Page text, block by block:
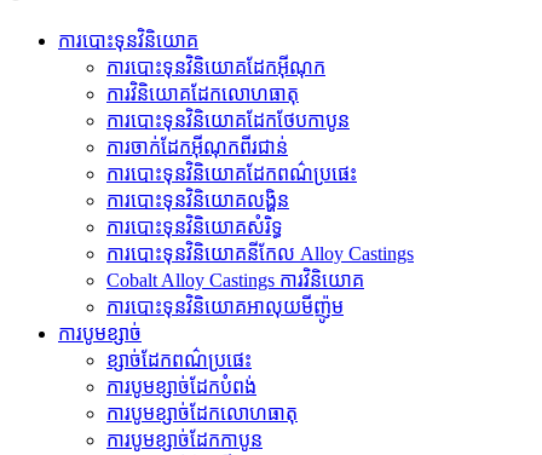
ការបោះទុនវិនិយោគ
ការបោះទុនវិនិយោគដែកអ៊ីណុក
ការ​វិនិយោគ​ដែក​លោហធាតុ
ការបោះទុនវិនិយោគដែកថែបកាបូន
ការចាក់ដែកអ៊ីណុកពីរជាន់
ការបោះទុនវិនិយោគដែកពណ៌ប្រផេះ
ការបោះទុនវិនិយោគលង្ហិន
ការបោះទុនវិនិយោគសំរិទ្ធ
ការបោះទុនវិនិយោគនីកែល Alloy Castings
Cobalt Alloy Castings ការវិនិយោគ
ការបោះទុនវិនិយោគអាលុយមីញ៉ូម
ការបូមខ្សាច់
ខ្សាច់ដែកពណ៌ប្រផេះ
ការបូមខ្សាច់ដែកបំពង់
ការ​បូម​ខ្សាច់​ដែក​លោហធាតុ
ការបូមខ្សាច់ដែកកាបូន